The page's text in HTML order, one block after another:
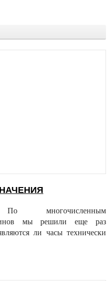
По многочисленным
мы решили еще раз
ли часы технически